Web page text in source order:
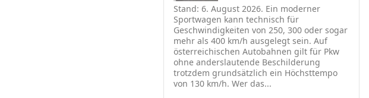
Stand: 6. August 2026. Ein moderner
Sportwagen kann technisch für
Geschwindigkeiten von 250, 300 oder sogar
mehr als 400 km/h ausgelegt sein. Auf
österreichischen Autobahnen gilt für Pkw
ohne anderslautende Beschilderung
trotzdem grundsätzlich ein Höchsttempo
von 130 km/h. Wer das...